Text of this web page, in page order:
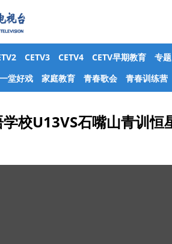
CETV3 CETV4 CETV早期教育
专题
一堂好戏 家庭教育 青春歌会 青春训练营
校U13VS石嘴山青训恒